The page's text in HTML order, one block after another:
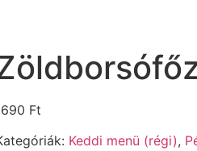
Ft
Keddi menü (régi),